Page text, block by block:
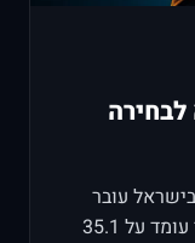
בישראל עובר
מהפכה אמיתית. שוק השיווק העולמי עומד על 35.1